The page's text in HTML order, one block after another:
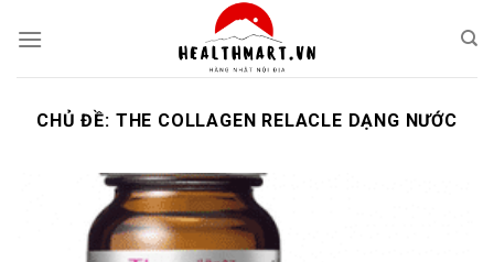
CHỦ ĐỀ: THE COLLAGEN RELACLE DẠNG NƯỚC